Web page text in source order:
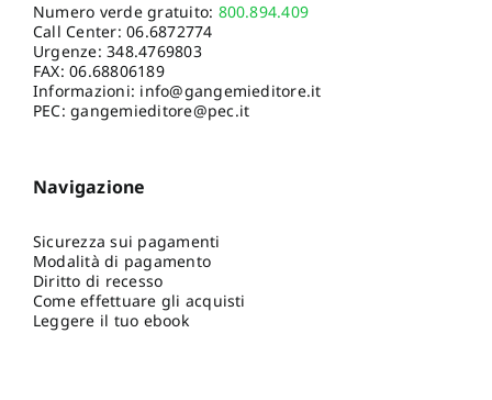
Numero verde gratuito: 800.894.409
Call Center:06.6872774
Urgenze:348.4769803
FAX: 06.68806189
Informazioni: info@gangemieditore.it
PEC: gangemieditore@pec.it
Navigazione
Sicurezza sui pagamenti
Modalità di pagamento
Diritto di recesso
Come effettuare gli acquisti
Leggere il tuo ebook